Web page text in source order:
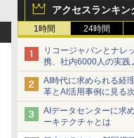
アクセスランキン
1時間 24時間
リコージャパンとナレ
携、社内6000人の実践
商談記録 for RICOH」
AI時代に求められる経
革とAI活用事例に見る
AIデータセンターに求
ーキテクチャとは